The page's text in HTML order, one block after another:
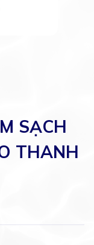
SẠCH
THANH